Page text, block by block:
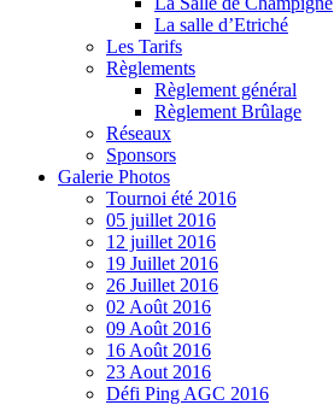
La salle d’Etriché
Les Tarifs
Règlements
Règlement général
Règlement Brûlage
Réseaux
Sponsors
Galerie Photos
Tournoi été 2016
05 juillet 2016
12 juillet 2016
19 Juillet 2016
26 Juillet 2016
02 Août 2016
09 Août 2016
16 Août 2016
23 Aout 2016
Défi Ping AGC 2016